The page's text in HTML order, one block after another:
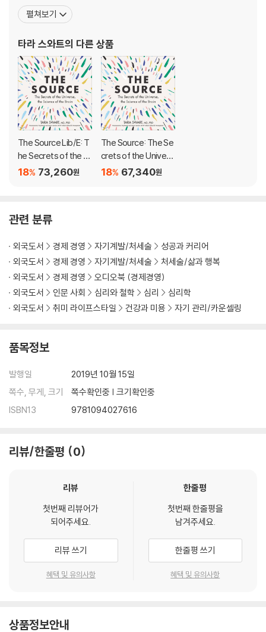
n neuroplasticity, magneticism, emotional and logical thinking,
and even hydration, self-care, and relaxation. Next, she descri
ers through the scientific breakthroughs and personal revelati
ons that changed her from an unhappy, close-minded, and dis
connected woman wanting more from life, to a successful en
trepreneur living with confidence, purpose, and joy.
The truth is, most of the things we want--health, happiness,
t--in other words, by our brain. Dr. Swart combines the insight
he Master Key System to help a new generation fulfill their dre
학, 사업 분야에 걸쳐 전문성을 인정받아 두뇌의 힘을 가장 잘 활용하
여 이를 최대치로 끌어냈음을 증명했다. 전 세계 최상위 리더와 다수
전속 신경학자로 임명되어 ‘브레인 파워’ 고급 게
펼쳐보기
타라 스와트의 다른 상품
The Source Lib/E: T
he Secrets of the U
niverse, the Science
73,260원
18%
The Source: The Se
crets of the Univers
e, the Science of th
67,340원
18%
관련 분류
외국도서 경제 경영 자기계발/처세술
성공과 커리어
외국도서
경제 경영 자기계발/처세술
처세술/삶과 행복
외국도서
경제 경영
오디오북 (경제경영)
외국도서
인문 사회 심리와 철학 심리
심리학
외국도서
취미 라이프스타일 건강과 미용 자기 관리/카운셀링
품목정보
발행일
2019년 10월 15일
쪽수, 무게, 크기
쪽수확인중 | 크기확인중
ISBN13
9781094027616
리뷰/한줄평 0
리뷰
첫번째 리뷰어가
되어주세요.
리뷰 쓰기
혜택 및 유의사항
한줄평
첫번째 한줄평을
남겨주세요.
한줄평 쓰기
혜택 및 유의사항
상품정보안내